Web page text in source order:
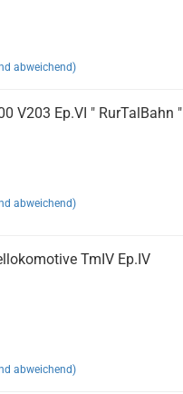
abweichend)
V203 Ep.VI " RurTalBahn "
abweichend)
TmIV Ep.IV
abweichend)